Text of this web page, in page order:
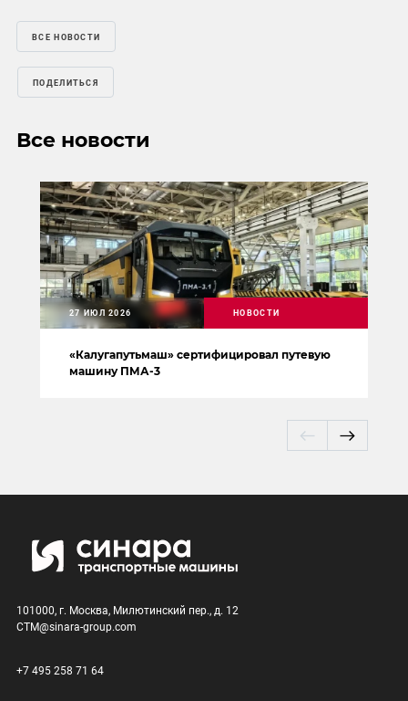
ВСЕ НОВОСТИ
ПОДЕЛИТЬСЯ
Все новости
«Калугапутьмаш» сертифицировал путевую
машину ПМА-3
27 ИЮЛ 2026 НОВОСТИ
101000, г. Москва, Милютинский пер., д. 12
CTM@sinara-group.com
+7 495 258 71 64